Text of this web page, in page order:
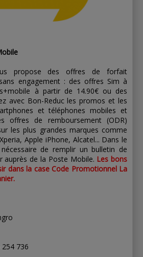
propose des offres de forfait
engagement : des offres Sim à
à partir de 14.90€ ou des
avec Bon-Reduc les promos et les
et téléphones mobiles et
offres de remboursement (ODR)
les plus grandes marques comme
Apple iPhone, Alcatel... Dans le
de remplir un bulletin de
auprès de la Poste Mobile. Les bons
dans la case Code Promotionnel La
254 736